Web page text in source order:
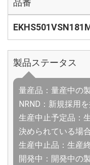
品番
製品ステータス
量産品：量産中の
NRND：新規採用
生産中止予定品：
決められている場
生産中止品：生産
開発中：開発中の